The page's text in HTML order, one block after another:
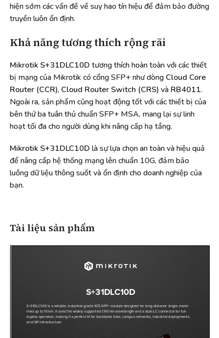
hiện sớm các vấn đề về suy hao tín hiệu để đảm bảo đường
truyền luôn ổn định.
Khả năng tương thích rộng rãi
Mikrotik S+31DLC10D tương thích hoàn toàn với các thiết
bị mạng của Mikrotik có cổng SFP+ như dòng Cloud Core
Router (CCR), Cloud Router Switch (CRS) và RB4011.
Ngoài ra, sản phẩm cũng hoạt động tốt với các thiết bị của
bên thứ ba tuân thủ chuẩn SFP+ MSA, mang lại sự linh
hoạt tối đa cho người dùng khi nâng cấp hạ tầng.
Mikrotik S+31DLC10D là sự lựa chọn an toàn và hiệu quả
để nâng cấp hệ thống mạng lên chuẩn 10G, đảm bảo
luồng dữ liệu thông suốt và ổn định cho doanh nghiệp của
bạn.
Tài liệu sản phẩm